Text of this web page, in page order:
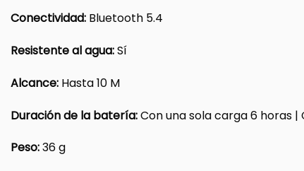
Conectividad: Bluetooth 5.4
Resistente al agua:Sí
Alcance: Hasta 10 M
Duración de la batería:Con una sola carga 6 horas
Peso:36 g